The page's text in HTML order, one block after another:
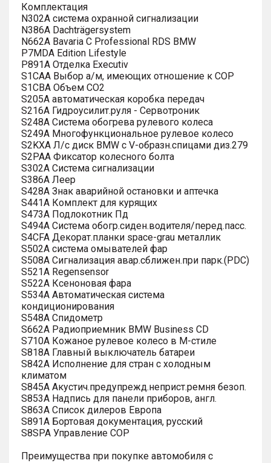
Комплектация
N302A система охранной сигнализации
N386A Dachträgersystem
N662A Bavaria C Professional RDS BMW
P7MDA Edition Lifestyle
P891A Отделка Executiv
S1CAA Выбор а/м, имеющих отношение к COP
S1CBA Объем CO2
S205A автоматическая коробка передач
S216A Гидроусилит.руля - Сервотроник
S248A Система обогрева рулевого колеса
S249A Многофункциональное рулевое колесо
S2KXA Л/c диск BMW с V-образн.спицами диз.279
S2PAA Фиксатор колесного болта
S302A Система сигнализации
S386A Леер
S428A Знак аварийной остановки и аптечка
S441A Комплект для курящих
S473A Подлокотник Пд
S494A Система обогр.сиден.водителя/перед.пасс.
S4CFA Декорат.планки space-grau металлик
S502A система омывателей фар
S508A Сигнализация авар.сближен.при парк.(PDC)
S521A Regensensor
S522A Ксеноновая фара
S534A Автоматическая система
кондиционирования
S548A Спидометр
S662A Радиоприемник BMW Business CD
S710A Кожаное рулевое колесо в M-стиле
S818A Главный выключатель батареи
S842A Исполнение для стран с холодным
климатом
S845A Акустич.предупрежд.неприст.ремня безоп.
S853A Надпись для панели приборов, англ.
S863A Список дилеров Европа
S891A Бортовая документация, русский
S8SPA Управление COP
Преимущества при покупке автомобиля с